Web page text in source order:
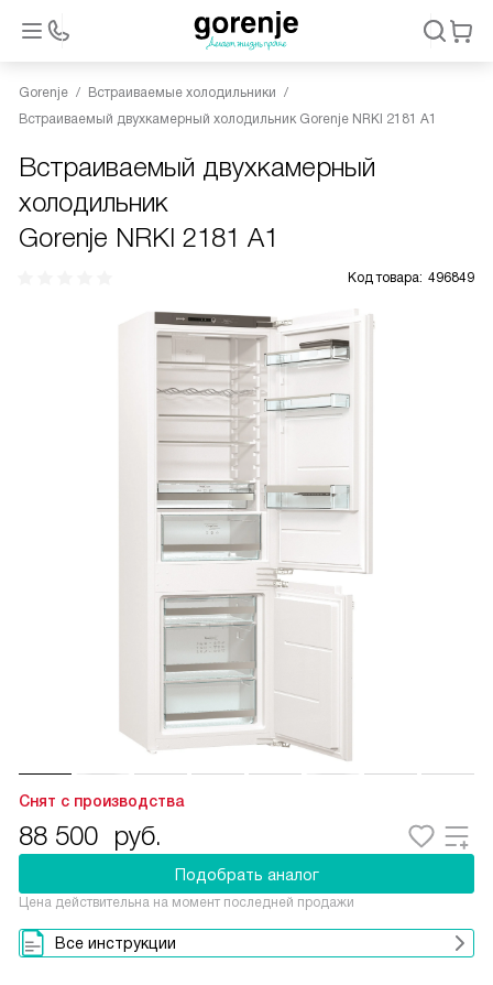
Gorenje
Встраиваемые холодильники
Встраиваемый двухкамерный холодильник Gorenje NRKI 2181 A1
Встраиваемый двухкамерный
холодильник
Gorenje NRKI 2181 A1
Код товара: 496849
Снят с производства
88 500 руб.
Подобрать аналог
Цена действительна на момент последней продажи
Все инструкции